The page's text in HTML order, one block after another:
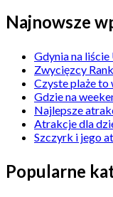
Najnowsze
Gdynia na
Zwycięzcy
Czyste plaże
Gdzie na
Najlepsze
Atrakcje dla
Szczyrk i jego
Popularne